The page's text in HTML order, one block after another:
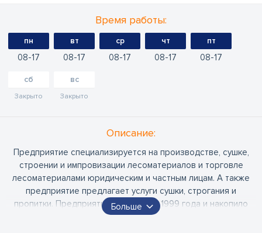
Время работы:
пн
08 17
вт
08 17
ср
08 17
чт
08 17
пт
08 17
сб
Закрыто
вс
Закрыто
Oписание:
Предприятие специализируется на производстве, сушке,
строении и импровизации лесоматериалов и торговле
лесоматериалами юридическим и частным лицам. А также
предприятие предлагает услуги сушки, строгания и
пропитки. Предприятие работает с 1999 года и накопило
достаточный опыт в производстве лесоматериалов
Больше